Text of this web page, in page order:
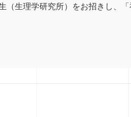
生理学研究所）をお招きし、